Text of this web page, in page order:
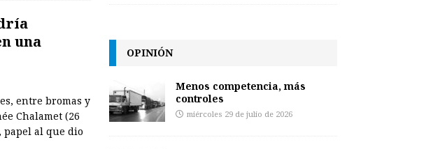
una
entre bromas y
Chalamet (26
al que dio
OPINIÓN
Menos competencia, más
controles
miércoles 29 de julio de 2026